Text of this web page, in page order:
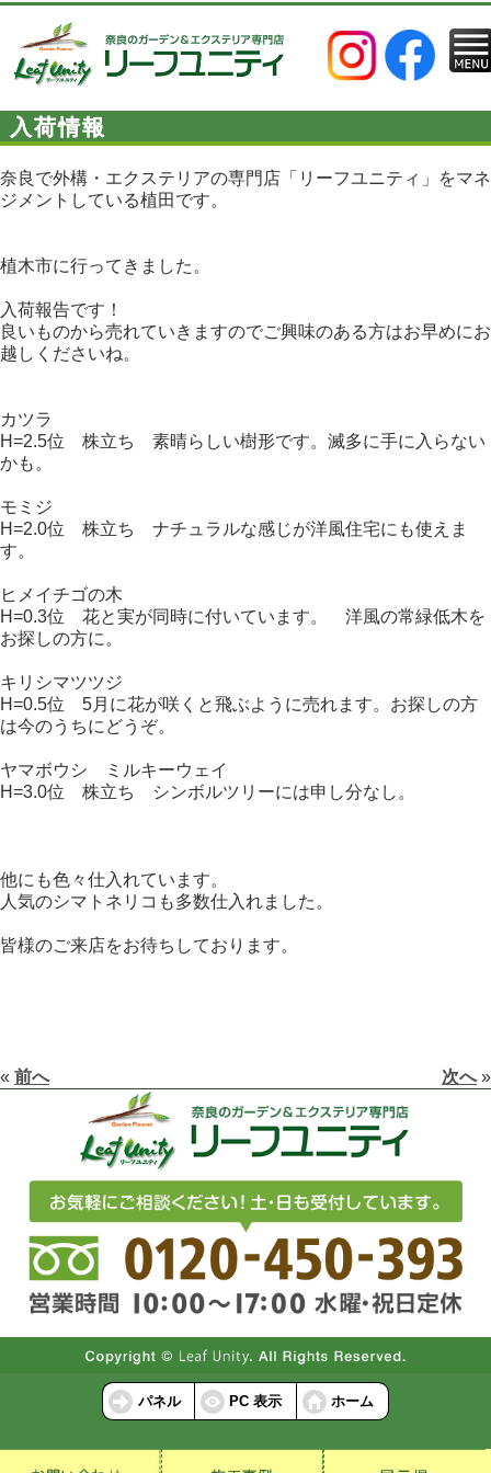
入荷情報
奈良で外構・エクステリアの専門店「リーフユニティ」をマネ
ジメントしている植田です。
植木市に行ってきました。
入荷報告です！
良いものから売れていきますのでご興味のある方はお早めにお
越しくださいね。
カツラ
H=2.5位 株立ち 素晴らしい樹形です。滅多に手に入らない
かも。
モミジ
H=2.0位 株立ち ナチュラルな感じが洋風住宅にも使えま
す。
ヒメイチゴの木
H=0.3位 花と実が同時に付いています。 洋風の常緑低木を
お探しの方に。
キリシマツツジ
H=0.5位 5月に花が咲くと飛ぶように売れます。お探しの方
は今のうちにどうぞ。
ヤマボウシ ミルキーウェイ
H=3.0位 株立ち シンボルツリーには申し分なし。
他にも色々仕入れています。
人気のシマトネリコも多数仕入れました。
皆様のご来店をお待ちしております。
« 前へ 次へ»
パネル PC 表示 ホーム